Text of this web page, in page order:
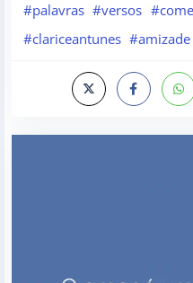
#palavras #versos
#clariceantunes #amizade